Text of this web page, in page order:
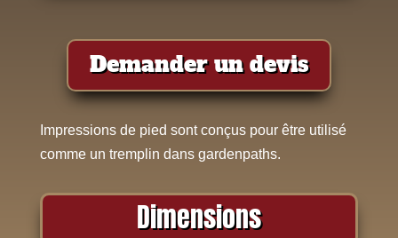
Demander un devis
Impressions de pied sont conçus pour être utilisé
comme un tremplin dans gardenpaths.
Dimensions